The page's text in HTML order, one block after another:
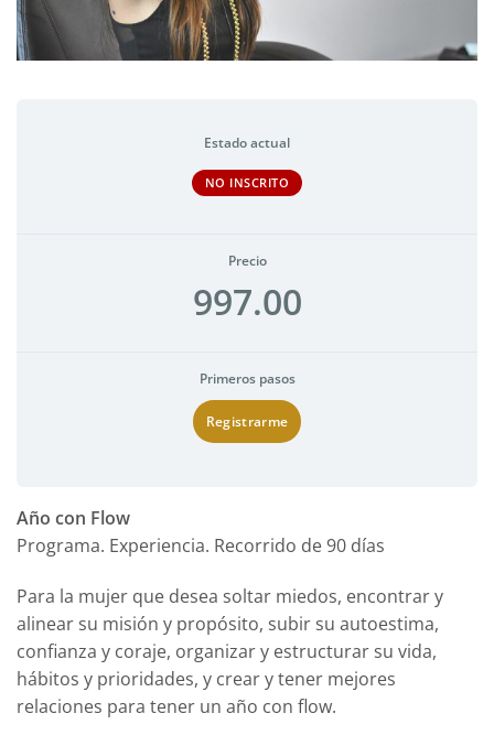
Estado actual
NO INSCRITO
Precio
997.00
Primeros pasos
Registrarme
Año con Flow
Programa. Experiencia. Recorrido de 90 días
Para la mujer que desea soltar miedos, encontrar y
alinear su misión y propósito, subir su autoestima,
confianza y coraje, organizar y estructurar su vida,
hábitos y prioridades, y crear y tener mejores
relaciones para tener un año con flow.